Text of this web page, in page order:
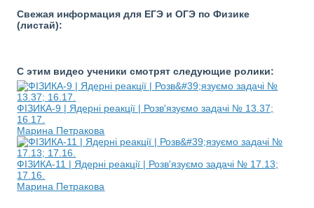
Свежая информация для ЕГЭ и ОГЭ по Физике
(листай):
С этим видео ученики смотрят следующие ролики:
ФІЗИКА-9 | Ядерні реакції | Розв'язуємо задачі № 13.37;
16.17.
Марина Петракова
ФІЗИКА-11 | Ядерні реакції | Розв'язуємо задачі № 17.13;
17.16.
Марина Петракова